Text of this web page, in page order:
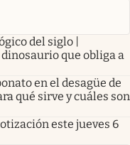
del siglo |
que obliga a
en el desagüe de
qué sirve y cuáles son
este jueves 6